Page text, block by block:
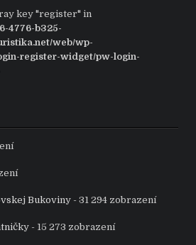
key "register" in
4776-b325-
web/wp-
register-widget/pw-login-
Bukoviny - 31 294 zobrazení
- 15 273 zobrazení